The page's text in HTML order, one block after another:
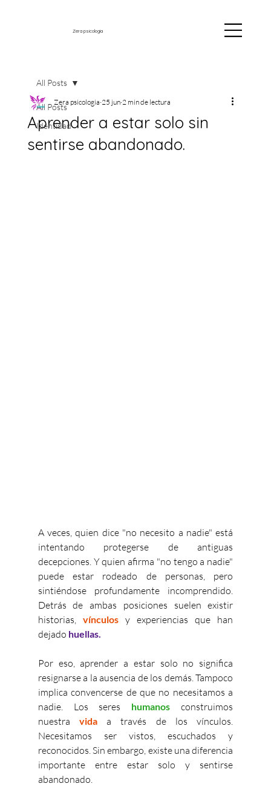
Zera psicología
All Posts
Identidad
All Posts
Aprender a estar solo sin
sentirse abandonado.
Zera psicologia 25 jun 2 min de lectura
A veces, quien dice "no necesito a nadie" está
intentando protegerse de antiguas
decepciones. Y quien afirma "no tengo a nadie"
puede estar rodeado de personas, pero
sintiéndose profundamente incomprendido.
Detrás de ambas posiciones suelen existir
historias, vínculos y experiencias que han
dejado huellas.
Por eso, aprender a estar solo no significa
resignarse a la ausencia de los demás. Tampoco
implica convencerse de que no necesitamos a
nadie. Los seres humanos construimos
nuestra vida a través de los vínculos.
Necesitamos ser vistos, escuchados y
reconocidos. Sin embargo, existe una diferencia
importante entre estar solo y sentirse
abandonado.